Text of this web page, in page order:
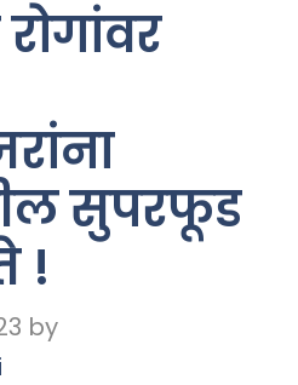
सुपरफूड
!
by